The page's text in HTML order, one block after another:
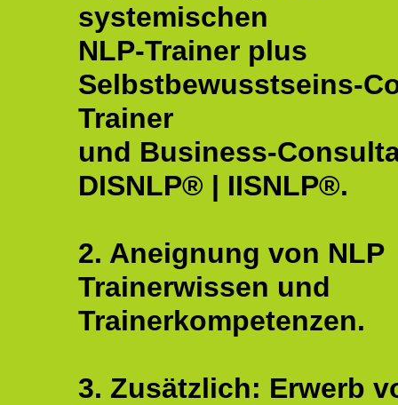
systemischen
NLP-Trainer plus
Selbstbewusstseins-
Trainer
und Business-
DISNLP® | IISNLP®.
2. Aneignung von NLP
Trainerwissen und
Trainerkompetenzen.
3. Zusätzlich: Erwerb